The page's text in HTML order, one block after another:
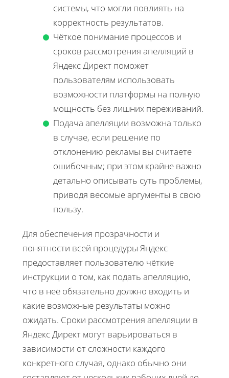
системы, что могли повлиять на
корректность результатов.
Чёткое понимание процессов и
сроков рассмотрения апелляций в
Яндекс Директ поможет
пользователям использовать
возможности платформы на полную
мощность без лишних переживаний.
Подача апелляции возможна только
в случае, если решение по
отклонению рекламы вы считаете
ошибочным; при этом крайне важно
детально описывать суть проблемы,
приводя весомые аргументы в свою
пользу.
Для обеспечения прозрачности и
понятности всей процедуры Яндекс
предоставляет пользователю чёткие
инструкции о том, как подать апелляцию,
что в неё обязательно должно входить и
какие возможные результаты можно
ожидать. Сроки рассмотрения апелляции в
Яндекс Директ могут варьироваться в
зависимости от сложности каждого
конкретного случая, однако обычно они